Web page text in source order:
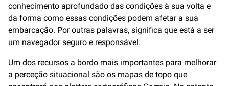
conhecimento aprofundado das condições à sua volta e
da forma como essas condições podem afetar a sua
embarcação. Por outras palavras, significa que está a ser
um navegador seguro e responsável.
Um dos recursos a bordo mais importantes para melhorar
a perceção situacional são os mapas de topo que